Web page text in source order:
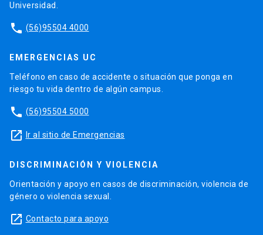
Universidad.
phone (56)95504 4000
EMERGENCIAS UC
Teléfono en caso de accidente o situación que ponga en
riesgo tu vida dentro de algún campus.
phone (56)95504 5000
launch Ir al sitio de Emergencias
DISCRIMINACIÓN Y VIOLENCIA
Orientación y apoyo en casos de discriminación, violencia de
género o violencia sexual.
launch Contacto para apoyo